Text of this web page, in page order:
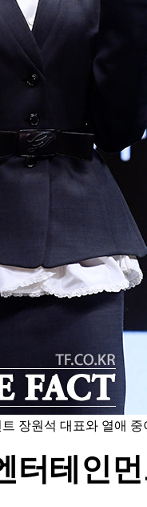
장원석 대표와 열애 중
터테인